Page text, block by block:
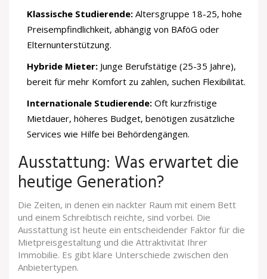
Klassische Studierende: Altersgruppe 18-25, hohe
Preisempfindlichkeit, abhängig von BAföG oder
Elternunterstützung.
Hybride Mieter: Junge Berufstätige (25-35 Jahre),
bereit für mehr Komfort zu zahlen, suchen Flexibilität.
Internationale Studierende: Oft kurzfristige
Mietdauer, höheres Budget, benötigen zusätzliche
Services wie Hilfe bei Behördengängen.
Ausstattung: Was erwartet die
heutige Generation?
Die Zeiten, in denen ein nackter Raum mit einem Bett
und einem Schreibtisch reichte, sind vorbei. Die
Ausstattung ist heute ein entscheidender Faktor für die
Mietpreisgestaltung und die Attraktivität Ihrer
Immobilie. Es gibt klare Unterschiede zwischen den
Anbietertypen.